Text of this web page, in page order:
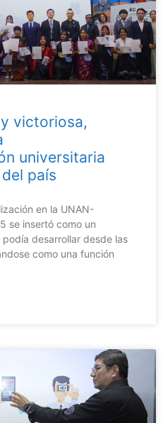
victoriosa,
universitaria
país
en la UNAN-
se insertó como un
desarrollar desde las
como una función